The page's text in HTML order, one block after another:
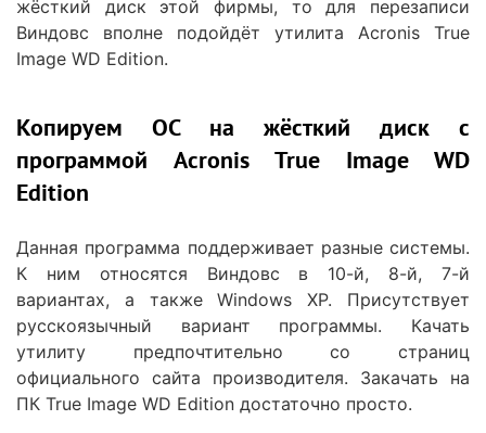
жёсткий диск этой фирмы, то для перезаписи
Виндовс вполне подойдёт утилита Acronis True
Image WD Edition.
Копируем ОС на жёсткий диск с
программой Acronis True Image WD
Edition
Данная программа поддерживает разные системы.
К ним относятся Виндовс в 10-й, 8-й, 7-й
вариантах, а также Windows XP. Присутствует
русскоязычный вариант программы. Качать
утилиту предпочтительно со страниц
официального сайта производителя. Закачать на
ПК True Image WD Edition достаточно просто.